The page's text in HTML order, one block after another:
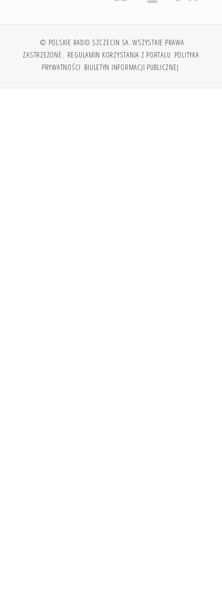
© POLSKIE RADIO SZCZECIN SA. WSZYSTKIE PRAWA
ZASTRZEŻONE. REGULAMIN KORZYSTANIA Z PORTALU POLITYKA
PRYWATNOŚCI BIULETYN INFORMACJI PUBLICZNEJ